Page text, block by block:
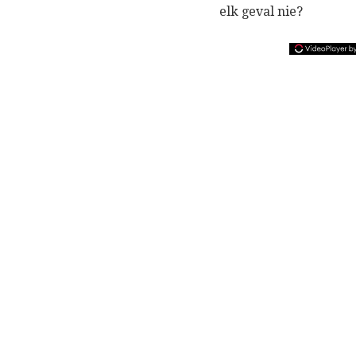
elk geval nie?